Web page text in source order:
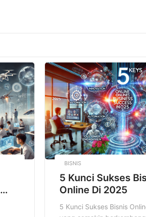
BISNIS
5 Kunci Sukses
Online Di 2025
5 Kunci Sukses Bisnis